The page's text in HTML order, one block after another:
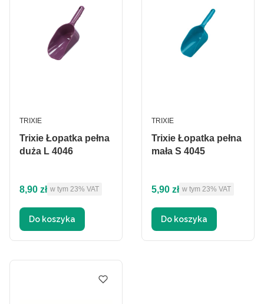
Trixie Łopatka pełna
duża L 4046
PRODUCENT
TRIXIE
Cena brutto
8,90 zł w tym %s VAT
w tym 23% VAT
Do koszyka
Trixie Łopatka pełna
mała S 4045
PRODUCENT
TRIXIE
Cena brutto
5,90 zł w tym %s VAT
w tym 23% VAT
Do koszyka